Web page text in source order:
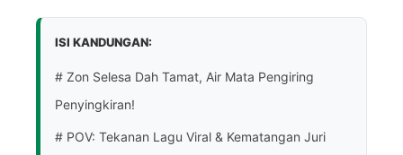
ISI KANDUNGAN:
# Zon Selesa Dah Tamat, Air Mata Pengiring
Penyingkiran!
# POV: Tekanan Lagu Viral & Kematangan Juri